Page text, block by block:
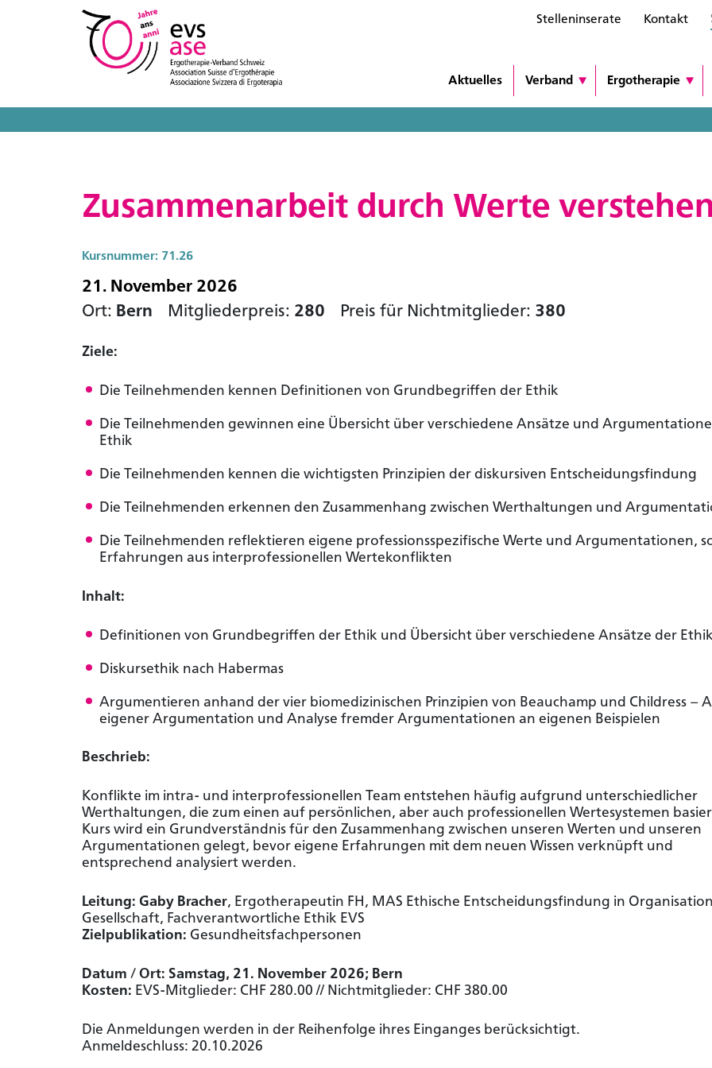
Stelleninserate Kontakt
Aktuelles Verband Ergotherapie
Zusammenarbeit durch Werte verstehen
Kursnummer: 71.26
21. November 2026
Ort: Bern Mitgliederpreis: 280 Preis für Nichtmitglieder: 380
Ziele:
Die Teilnehmenden kennen Definitionen von Grundbegriffen der Ethik
Die Teilnehmenden gewinnen eine Übersicht über verschiedene Ansätze und
Ethik
Die Teilnehmenden kennen die wichtigsten Prinzipien der diskursiven Entscheidungsfindung
Die Teilnehmenden erkennen den Zusammenhang zwischen Werthaltungen und
Die Teilnehmenden reflektieren eigene professionsspezifische Werte und Argumentationen,
Erfahrungen aus interprofessionellen Wertekonflikten
Inhalt:
Definitionen von Grundbegriffen der Ethik und Übersicht über verschiedene Ansätze der Ethik
Diskursethik nach Habermas
Argumentieren anhand der vier biomedizinischen Prinzipien von Beauchamp und Childress –
eigener Argumentation und Analyse fremder Argumentationen an eigenen Beispielen
Beschrieb:
Konflikte im intra- und interprofessionellen Team entstehen häufig aufgrund unterschiedlicher
Werthaltungen, die zum einen auf persönlichen, aber auch professionellen Wertesystemen
Kurs wird ein Grundverständnis für den Zusammenhang zwischen unseren Werten und unseren
Argumentationen gelegt, bevor eigene Erfahrungen mit dem neuen Wissen verknüpft und
entsprechend analysiert werden.
Leitung: Gaby Bracher, Ergotherapeutin FH, MAS Ethische Entscheidungsfindung in
Gesellschaft, Fachverantwortliche Ethik EVS
Zielpublikation: Gesundheitsfachpersonen
Datum / Ort: Samstag, 21. November 2026; Bern
Kosten: EVS-Mitglieder: CHF 280.00 // Nichtmitglieder: CHF 380.00
Die Anmeldungen werden in der Reihenfolge ihres Einganges berücksichtigt.
Anmeldeschluss: 20.10.2026
Werden sie Mitglied um Zugriff auf
exklusive Inhalte zu erhalten.
Zu den Vorteilen
Melden Sie sich an um Zugriff
Inhalte zu erhalten.
Zum Login